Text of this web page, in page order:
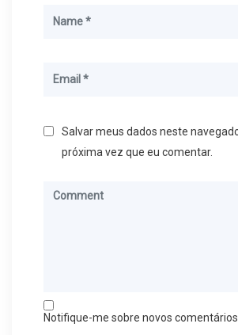
Salvar meus dados neste
próxima vez que eu comentar.
Notifique-me sobre novos comentários